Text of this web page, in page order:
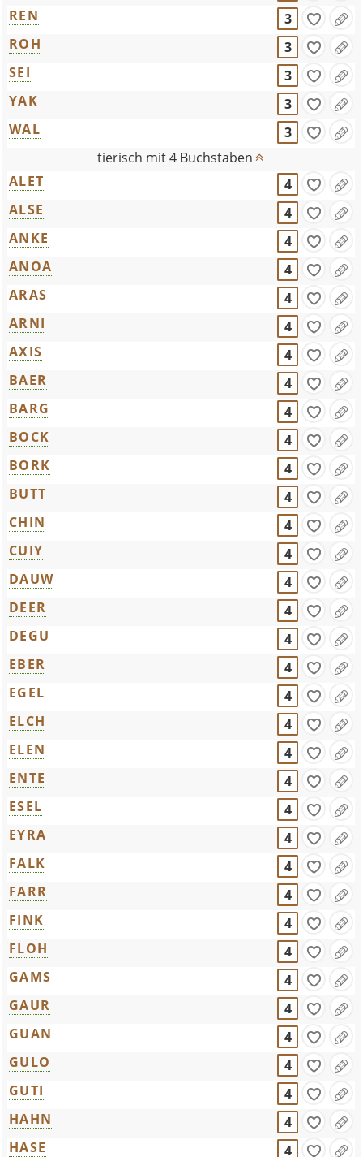
REN
3
ROH
3
SEI
3
YAK
3
WAL
3
tierisch mit 4 Buchstaben
ALET
4
ALSE
4
ANKE
4
ANOA
4
ARAS
4
ARNI
4
AXIS
4
BAER
4
BARG
4
BOCK
4
BORK
4
BUTT
4
CHIN
4
CUIY
4
DAUW
4
DEER
4
DEGU
4
EBER
4
EGEL
4
ELCH
4
ELEN
4
ENTE
4
ESEL
4
EYRA
4
FALK
4
FARR
4
FINK
4
FLOH
4
GAMS
4
GAUR
4
GUAN
4
GULO
4
GUTI
4
HAHN
4
HASE
4